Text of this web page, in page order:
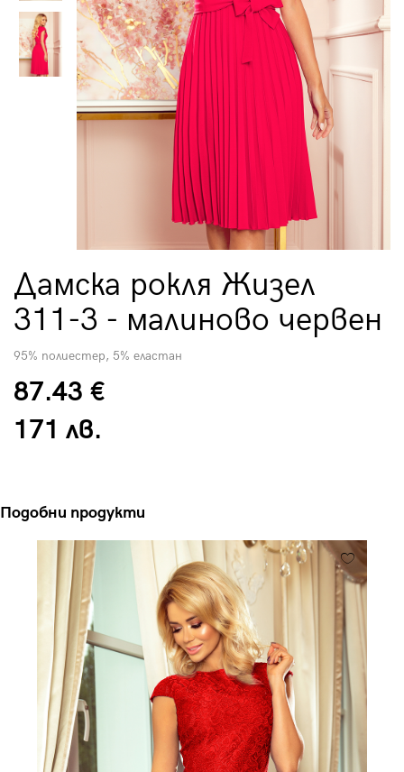
Дамска рокля Жизел
311-3 - малиново червен
95% полиестер, 5% еластан
87.43 €
171 лв.
Подобни продукти